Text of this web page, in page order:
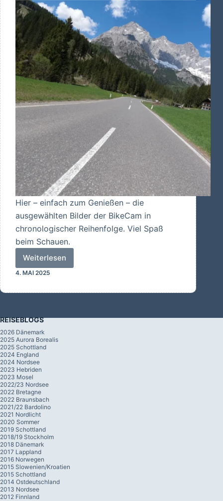
Hier – einfach zum Genießen – die
ausgewählten Bilder der BikeCam in
chronologischer Reihenfolge. Viel Spaß
beim Schauen.
Weiterlesen
Bilder
der
4. MAI 2025
REISEBLOGS
2026 Dänemark
2025 Aurora Borealis
2025 Schottland
2024 England
2024 Nordsee
2023 Hebriden
2023 Mosel
2022/23 Nordsee
2022 Bretagne
2022 Braunsbach
2021/22 Bardolino
2021 Nordlicht
2020 Sommer
2019 Schottland
2018/19 Stockholm
2018 Dänemark
2017 Lappland
2016 Norwegen
2015 Slowenien/Kroatien
2015 Schottland
2014 Ostdeutschland
2013 Nordsee
2012 Finnland